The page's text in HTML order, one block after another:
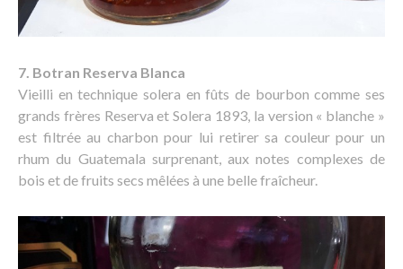
7. Botran Reserva Blanca
Vieilli en technique solera en fûts de bourbon comme ses
grands frères Reserva et Solera 1893, la version « blanche »
est filtrée au charbon pour lui retirer sa couleur pour un
rhum du Guatemala surprenant, aux notes complexes de
bois et de fruits secs mêlées à une belle fraîcheur.